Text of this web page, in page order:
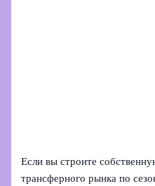
Если вы строите
трансферного рынка по